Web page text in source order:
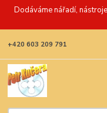
Dodáváme nářadí,
+420 603 209 791